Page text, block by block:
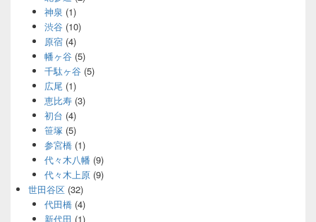
神泉 (1)
渋谷(10)
原宿(4)
幡ヶ谷(5)
千駄ヶ谷(5)
広尾(1)
恵比寿(3)
初台 (4)
笹塚(5)
参宮橋(1)
代々木八幡 (9)
代々木上原(9)
世田谷区 (32)
代田橋(4)
新代田 (1)